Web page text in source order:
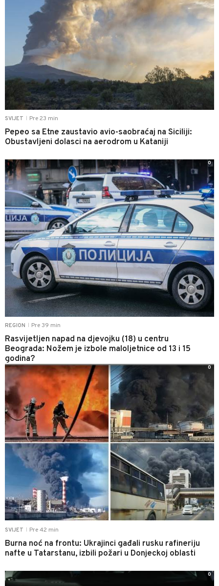
SVIJET Pre 23 min
Pepeo sa Etne zaustavio avio-saobraćaj na Siciliji:
Obustavljeni dolasci na aerodrom u Kataniji
REGION Pre 39 min
Rasvijetljen napad na djevojku (18) u centru
Beograda: Nožem je izbole maloljetnice od 13 i 15
godina?
0
SVIJET Pre 42 min
Burna noć na frontu: Ukrajinci gađali rusku rafineriju
nafte u Tatarstanu, izbili požari u Donjeckoj oblasti
0
0